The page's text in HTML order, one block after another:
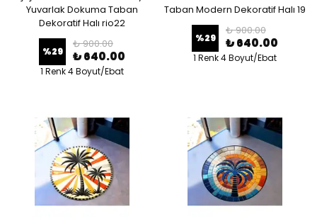
Yuvarlak Dokuma Taban
Dekoratif Halı rio22
%29
₺ 900.00
₺ 640.00
1 Renk 4 Boyut/Ebat
Taban Modern Dekoratif Halı 19
%29
₺ 900.00
₺ 640.00
1 Renk 4 Boyut/Ebat